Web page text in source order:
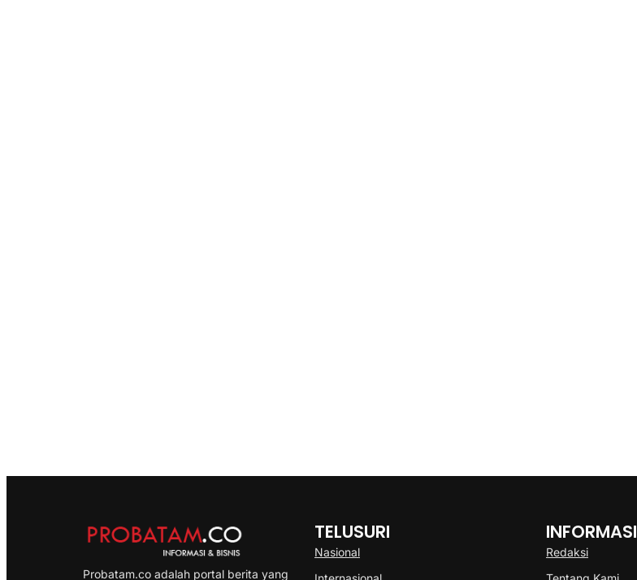
Probatam.co adalah portal berita yang
TELUSURI
Nasional
INFORMASI
Redaksi